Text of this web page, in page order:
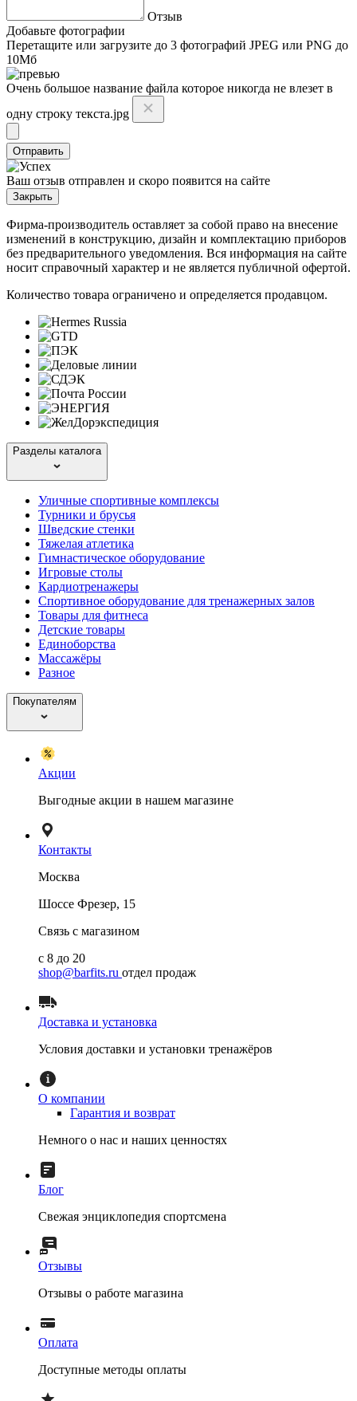
Отзыв
Добавьте фотографии
Перетащите или загрузите до 3 фотографий JPEG или PNG до
10Мб
Очень большое название файла которое никогда не влезет в
одну строку текста.jpg
Отправить
Ваш отзыв отправлен и скоро появится на сайте
Закрыть
Фирма-производитель оставляет за собой право на внесение
изменений в конструкцию, дизайн и комплектацию приборов
без предварительного уведомления. Вся информация на сайте
носит справочный характер и не является публичной офертой.
Количество товара ограничено и определяется продавцом.
Разделы каталога
Уличные спортивные комплексы
Турники и брусья
Шведские стенки
Тяжелая атлетика
Гимнастическое оборудование
Игровые столы
Кардиотренажеры
Спортивное оборудование для тренажерных залов
Товары для фитнеса
Детские товары
Единоборства
Массажёры
Разное
Покупателям
Акции
Выгодные акции в нашем магазине
Контакты
Москва
Шоссе Фрезер, 15
Связь с магазином
с 8 до 20
shop@barfits.ru отдел продаж
Доставка и установка
Условия доставки и установки тренажёров
О компании
Гарантия и возврат
Немного о нас и наших ценностях
Блог
Свежая энциклопедия спортсмена
Отзывы
Отзывы о работе магазина
Оплата
Доступные методы оплаты